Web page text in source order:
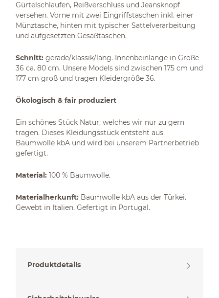
Gürtelschlaufen, Reißverschluss und Jeansknopf
versehen. Vorne mit zwei Eingriffstaschen inkl. einer
Münztasche, hinten mit typischer Sattelverarbeitung
und aufgesetzten Gesäßtaschen.
Schnitt: gerade/klassik/lang. Innenbeinlänge in Größe
36 ca. 80 cm. Unsere Models sind zwischen 175 cm und
177 cm groß und tragen Kleidergröße 36.
Ökologisch & fair produziert
Ein schönes Stück Natur, welches wir nur zu gern
tragen. Dieses Kleidungsstück entsteht aus
Baumwolle kbA und wird bei unserem Partnerbetrieb
gefertigt.
Material: 100 % Baumwolle.
Materialherkunft: Baumwolle kbA aus der Türkei.
Gewebt in Italien. Gefertigt in Portugal.
Produktdetails